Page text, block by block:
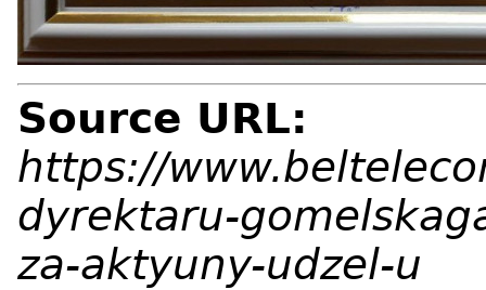
Source URL:
https://
dyrektaru-
za-aktyuny-udzel-u